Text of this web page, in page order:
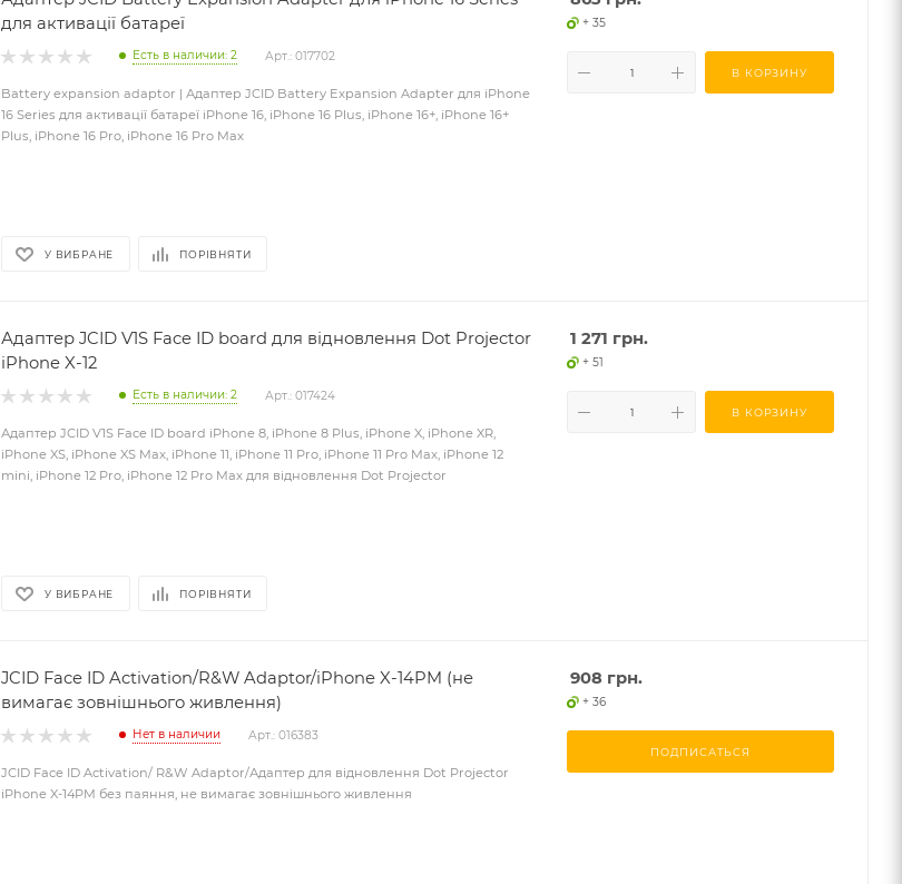
для активації батареї
Есть в наличии: 2 Арт.: 017702
Battery expansion adaptor | Адаптер JCID Battery Expansion Adapter для iPhone
16 Series для активації батареї iPhone 16, iPhone 16 Plus, iPhone 16+, iPhone 16+
Plus, iPhone 16 Pro, iPhone 16 Pro Max
У ВИБРАНЕ ПОРІВНЯТИ
+ 35
В КОРЗИНУ
Адаптер JCID V1S Face ID board для відновлення Dot Projector
iPhone X-12
Есть в наличии: 2 Арт.: 017424
Адаптер JCID V1S Face ID board iPhone 8, iPhone 8 Plus, iPhone X, iPhone XR,
iPhone XS, iPhone XS Max, iPhone 11, iPhone 11 Pro, iPhone 11 Pro Max, iPhone 12
mini, iPhone 12 Pro, iPhone 12 Pro Max для відновлення Dot Projector
У ВИБРАНЕ ПОРІВНЯТИ
1 271 грн.
+ 51
В КОРЗИНУ
JCID Face ID Activation/R&W Adaptor/iPhone X-14PM (не
вимагає зовнішнього живлення)
Нет в наличии Арт.: 016383
JCID Face ID Activation/ R&W Adaptor/Адаптер для відновлення Dot Projector
iPhone X-14PM без паяння, не вимагає зовнішнього живлення
908 грн.
+ 36
ПОДПИСАТЬСЯ